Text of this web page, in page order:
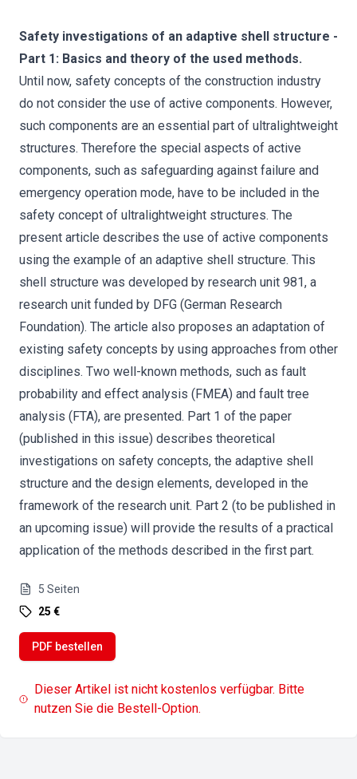
Safety investigations of an adaptive shell structure -
Part 1: Basics and theory of the used methods.
Until now, safety concepts of the construction industry
do not consider the use of active components. However,
such components are an essential part of ultralightweight
structures. Therefore the special aspects of active
components, such as safeguarding against failure and
emergency operation mode, have to be included in the
safety concept of ultralightweight structures. The
present article describes the use of active components
using the example of an adaptive shell structure. This
shell structure was developed by research unit 981, a
research unit funded by DFG (German Research
Foundation). The article also proposes an adaptation of
existing safety concepts by using approaches from other
disciplines. Two well-known methods, such as fault
probability and effect analysis (FMEA) and fault tree
analysis (FTA), are presented. Part 1 of the paper
(published in this issue) describes theoretical
investigations on safety concepts, the adaptive shell
structure and the design elements, developed in the
framework of the research unit. Part 2 (to be published in
an upcoming issue) will provide the results of a practical
application of the methods described in the first part.
5 Seiten
25 €
PDF bestellen
Dieser Artikel ist nicht kostenlos verfügbar. Bitte
nutzen Sie die Bestell-Option.